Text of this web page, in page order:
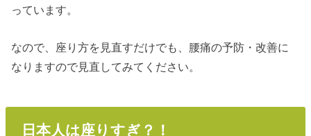
っています。
なので、座り方を見直すだけでも、腰痛の予防・改善に
なりますので見直してみてください。
日本人は座りすぎ？！